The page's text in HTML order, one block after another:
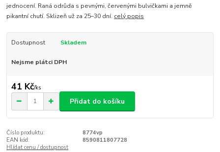
jednocení. Raná odrůda s pevnými, červenými bulvičkami a jemně
pikantní chutí. Sklizeň už za 25–30 dní. celý popis
Dostupnost Skladem
Nejsme plátci DPH
41 Kč/ks
Přidat do košíku
Číslo produktu:
8774vp
EAN kód:
8590811807728
Hlídat cenu / dostupnost